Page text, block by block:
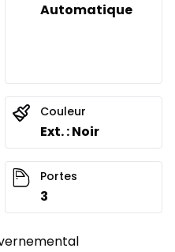
Automatique
Couleur
Ext. : Noir
Portes
3